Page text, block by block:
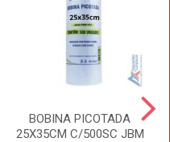
BOBINA PICOTADA
25X35CM C/500SC JBM